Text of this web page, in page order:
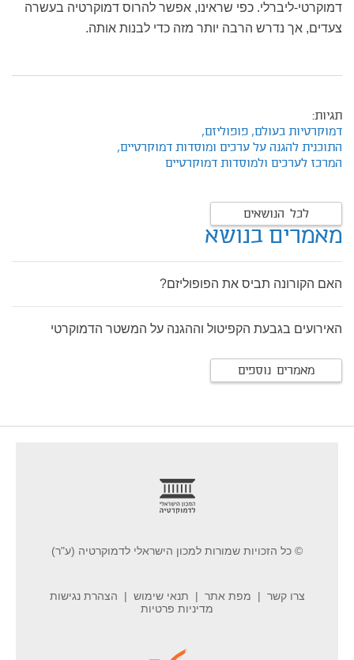
דמוקרטי-ליברלי. כפי שראינו, אפשר להרוס דמוקרטיה בעשרה
צעדים, אך נדרש הרבה יותר מזה כדי לבנות אותה.
תגיות:
דמוקרטיות בעולם, פופוליזם,
התוכנית להגנה על ערכים ומוסדות דמוקרטיים,
המרכז לערכים ולמוסדות דמוקרטיים
לכל הנושאים
מאמרים בנושא
האם הקורונה תביס את הפופוליזם?
האירועים בגבעת הקפיטול וההגנה על המשטר הדמוקרטי
מאמרים נוספים
© כל הזכויות שמורות למכון הישראלי לדמוקרטיה (ע"ר)
צרו קשר מפת אתר תנאי שימוש
הצהרת נגישות
מדיניות פרטיות